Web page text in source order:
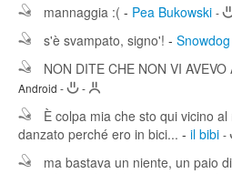
mannaggia :( - Pea Bukowski -
s'è svampato, signo'! - Snowdog
NON DITE CHE NON VI AVEVO
Android - -
È colpa mia che sto qui vicino
danzato perché ero in bici... - il bibi -
ma bastava un niente, un paio